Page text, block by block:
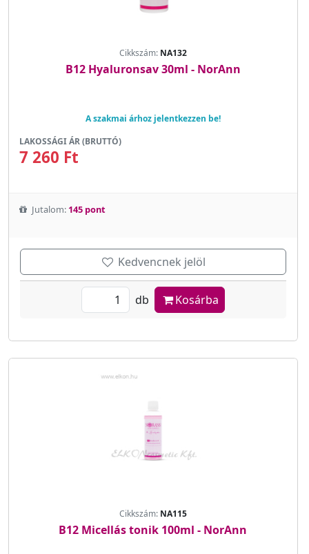
Cikkszám: NA132
B12 Hyaluronsav 30ml - NorAnn
A szakmai árhoz jelentkezzen be!
LAKOSSÁGI ÁR (BRUTTÓ)
7 260 Ft
Jutalom: 145 pont
Kedvencnek jelöl
db Kosárba
Cikkszám: NA115
B12 Micellás tonik 100ml - NorAnn